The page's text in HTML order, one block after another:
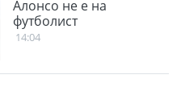
Алонсо не е на
футболист
14:04